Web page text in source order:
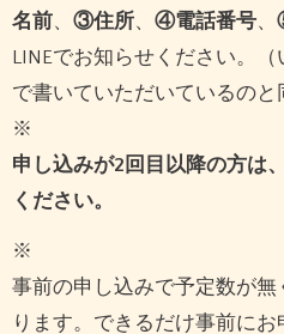
名前、 ③住所、 ④電話番号、
LINEでお知らせください。
で書いていただいているのと
※
申し込みが2回目以降の方は
ください。
※
事前の申し込みで予定数が
ります。できるだけ事前にお